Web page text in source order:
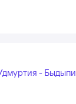
- Быдыпи